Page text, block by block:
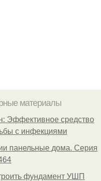
материалы
Эффективное средство
с инфекциями
панельные дома. Серия
фундамент УШП